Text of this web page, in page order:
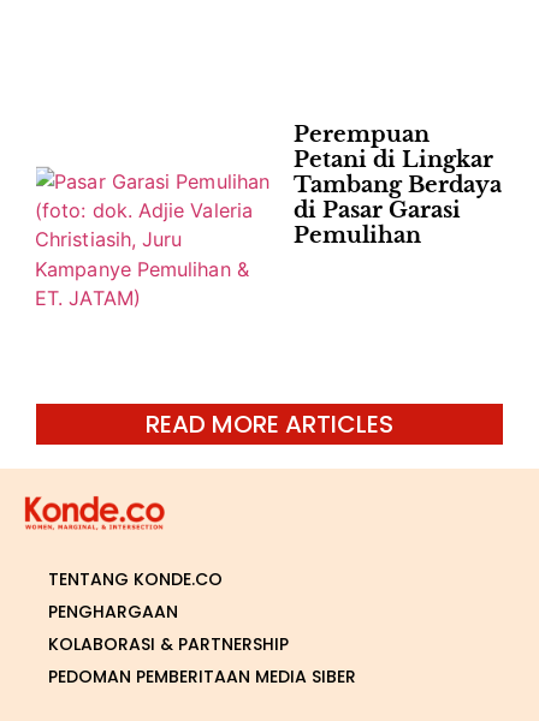
Perempuan
Petani di Lingkar
Tambang Berdaya
di Pasar Garasi
Pemulihan
READ MORE ARTICLES
TENTANG KONDE.CO
PENGHARGAAN
KOLABORASI & PARTNERSHIP
PEDOMAN PEMBERITAAN MEDIA SIBER